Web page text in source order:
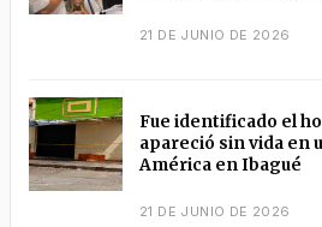
21 DE JUNIO DE 2026
Fue identificado el
apareció sin vida en
América en Ibagué
21 DE JUNIO DE 2026